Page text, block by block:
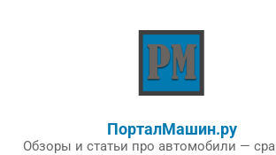
ПорталМашин.ру
Обзоры и статьи про автомобили —